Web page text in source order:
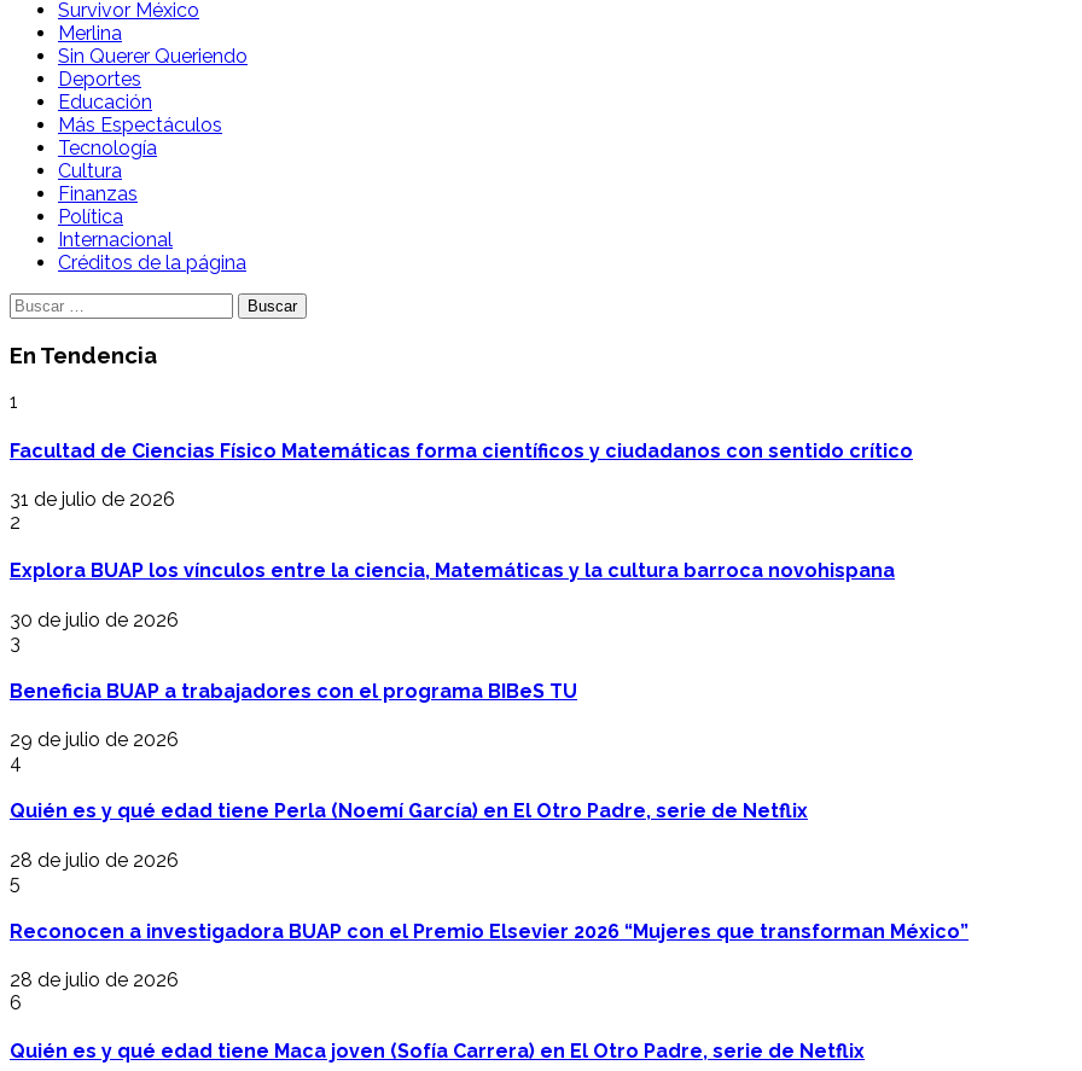
Survivor México
Merlina
Sin Querer Queriendo
Deportes
Educación
Más Espectáculos
Tecnología
Cultura
Finanzas
Política
Internacional
Créditos de la página
Buscar:
En Tendencia
1
Facultad de Ciencias Físico Matemáticas forma científicos y ciudadanos con sentido crítico
31 de julio de 2026
2
Explora BUAP los vínculos entre la ciencia, Matemáticas y la cultura barroca novohispana
30 de julio de 2026
3
Beneficia BUAP a trabajadores con el programa BIBeS TU
29 de julio de 2026
4
Quién es y qué edad tiene Perla (Noemí García) en El Otro Padre, serie de Netflix
28 de julio de 2026
5
Reconocen a investigadora BUAP con el Premio Elsevier 2026 “Mujeres que transforman México”
28 de julio de 2026
6
Quién es y qué edad tiene Maca joven (Sofía Carrera) en El Otro Padre, serie de Netflix